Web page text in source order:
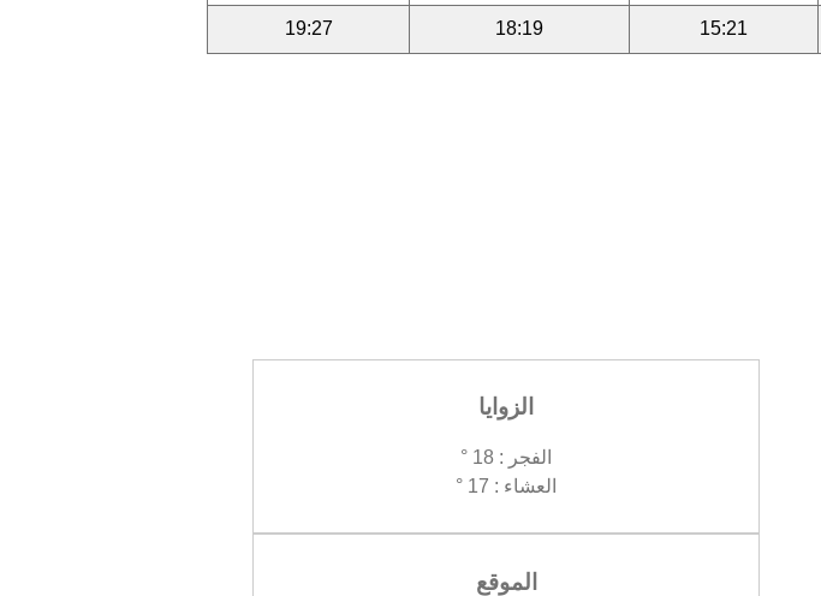
15:21
18:19
19:27
الزوايا
الفجر : 18 °
العشاء : 17 °
الموقع